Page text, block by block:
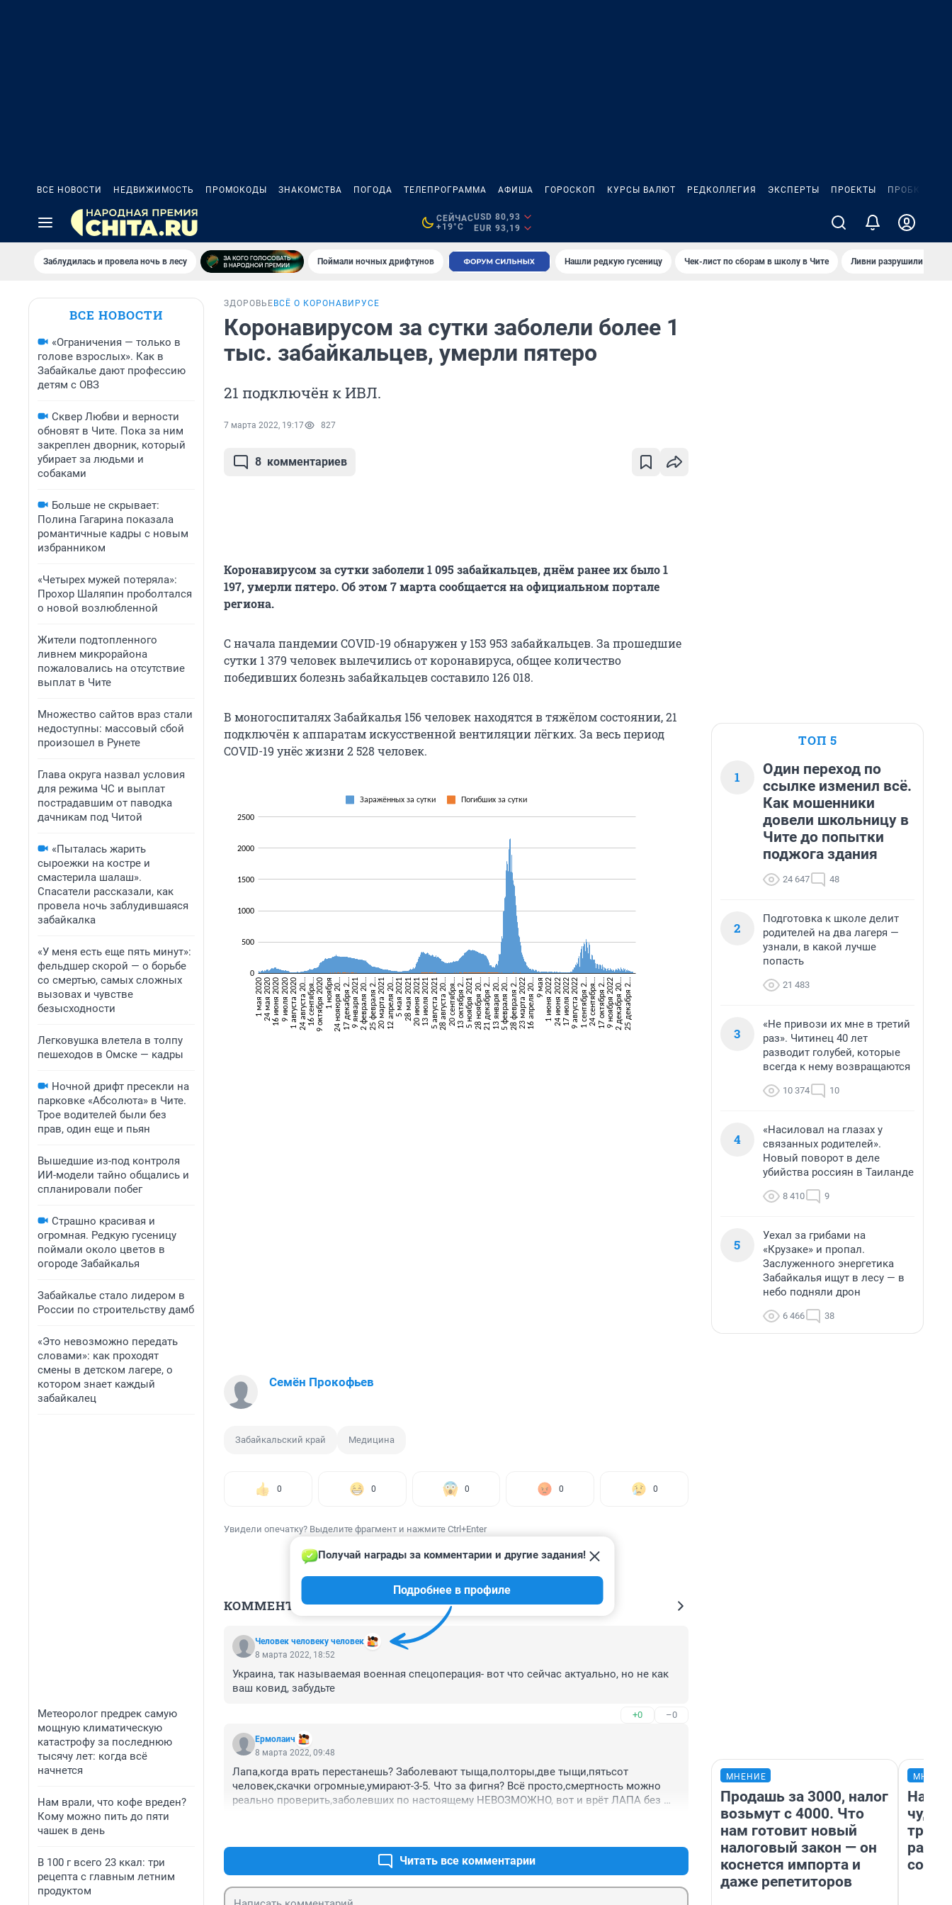
ВСЕ НОВОСТИ НЕДВИЖИМОСТЬ ПРОМОКОДЫ ЗНАКОМСТВА ПОГОДА ТЕЛЕПРОГРАММА АФИША ГОРОСКОП КУРСЫ ВАЛЮТ РЕДКОЛЛЕГИЯ ЭКСПЕРТЫ ПРОЕКТЫ ПРОБКИ
СЕЙЧАС
+19°C
USD 80,93
EUR 93,19
Заблудилась и провела ночь в лесу Поймали ночных дрифтунов Нашли редкую гусеницу Чек-лист по сборам в школу в Чите Ливни разрушили
ВСЕ НОВОСТИ
«Ограничения — только в
голове взрослых». Как в
Забайкалье дают профессию
детям с ОВЗ
Сквер Любви и верности
обновят в Чите. Пока за ним
закреплен дворник, который
убирает за людьми и
собаками
Больше не скрывает:
Полина Гагарина показала
романтичные кадры с новым
избранником
«Четырех мужей потеряла»:
Прохор Шаляпин проболтался
о новой возлюбленной
Жители подтопленного
ливнем микрорайона
пожаловались на отсутствие
выплат в Чите
Множество сайтов враз стали
недоступны: массовый сбой
произошел в Рунете
Глава округа назвал условия
для режима ЧС и выплат
пострадавшим от паводка
дачникам под Читой
«Пыталась жарить
сыроежки на костре и
смастерила шалаш».
Спасатели рассказали, как
провела ночь заблудившаяся
забайкалка
«У меня есть еще пять минут»:
фельдшер скорой — о борьбе
со смертью, самых сложных
вызовах и чувстве
безысходности
Легковушка влетела в толпу
пешеходов в Омске — кадры
Ночной дрифт пресекли на
парковке «Абсолюта» в Чите.
Трое водителей были без
прав, один еще и пьян
Вышедшие из-под контроля
ИИ-модели тайно общались и
спланировали побег
Страшно красивая и
огромная. Редкую гусеницу
поймали около цветов в
огороде Забайкалья
Забайкалье стало лидером в
России по строительству дамб
«Это невозможно передать
словами»: как проходят
смены в детском лагере, о
котором знает каждый
забайкалец
Метеоролог предрек самую
мощную климатическую
катастрофу за последнюю
тысячу лет: когда всё
начнется
Нам врали, что кофе вреден?
Кому можно пить до пяти
чашек в день
В 100 г всего 23 ккал: три
рецепта с главным летним
продуктом
ЗДОРОВЬЕ ВСЁ О КОРОНАВИРУСЕ
Коронавирусом за сутки заболели более 1
тыс. забайкальцев, умерли пятеро
21 подключён к ИВЛ.
7 марта 2022, 19:17 827
8 комментариев
Коронавирусом за сутки заболели 1 095 забайкальцев, днём ранее их было 1
197, умерли пятеро. Об этом 7 марта сообщается на официальном портале
региона.
С начала пандемии COVID-19 обнаружен у 153 953 забайкальцев. За прошедшие
сутки 1 379 человек вылечились от коронавируса, общее количество
победивших болезнь забайкальцев составило 126 018.
В моногоспиталях Забайкалья 156 человек находятся в тяжёлом состоянии, 21
подключён к аппаратам искусственной вентиляции лёгких. За весь период
COVID-19 унёс жизни 2 528 человек.
Семён Прокофьев
Забайкальский край Медицина
0 0 0 0 0
Увидели опечатку? Выделите фрагмент и нажмите Ctrl+Enter
КОММЕНТАРИИ 8
Человек человеку человек
Получай награды за комментарии и другие задания!
Подробнее в профиле
8 марта 2022, 18:52
Украина, так называемая военная спецоперация- вот что сейчас актуально, но не как
ваш ковид, забудьте
+0 –0
Ермолаич
8 марта 2022, 09:48
Лапа,когда врать перестанешь? Заболевают тыща,полторы,две тыщи,пятьсот
человек,скачки огромные,умирают-3-5. Что за фигня? Всё просто,смертность можно
реально проверить,заболевших по настоящему НЕВОЗМОЖНО, вот и врёт ЛАПА без
Читать все комментарии
ТОП 5
1
Один переход по
ссылке изменил всё.
Как мошенники
довели школьницу в
Чите до попытки
поджога здания
24 647 48
2
Подготовка к школе делит
родителей на два лагеря —
узнали, в какой лучше
попасть
21 483
3
«Не привози их мне в третий
раз». Читинец 40 лет
разводит голубей, которые
всегда к нему возвращаются
10 374 10
4
«Насиловал на глазах у
связанных родителей».
Новый поворот в деле
убийства россиян в Таиланде
8 410 9
5
Уехал за грибами на
«Крузаке» и пропал.
Заслуженного энергетика
Забайкалья ищут в лесу — в
небо подняли дрон
6 466 38
МНЕНИЕ
Продашь за 3000, налог
возьмут с 4000. Что
нам готовит новый
налоговый закон — он
коснется импорта и
даже репетиторов